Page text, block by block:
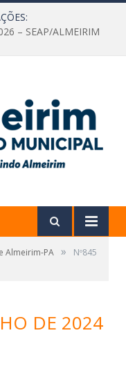
– SEAP/ALMEIRIM
Almeirim-PA »
Nº845
DE 2024